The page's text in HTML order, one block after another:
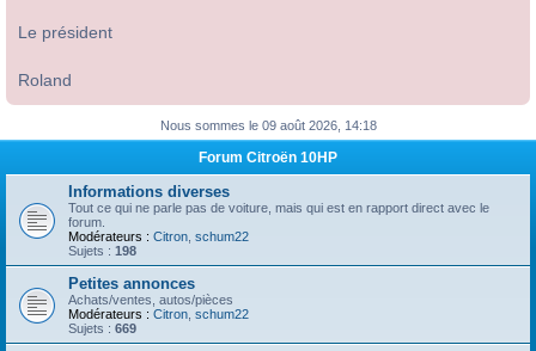
Le président
Roland
Nous sommes le 09 août 2026, 14:18
Forum Citroën 10HP
Informations diverses
Tout ce qui ne parle pas de voiture, mais qui est en rapport direct avec le
forum.
Modérateurs : Citron schum22
Sujets : 198
Petites annonces
Achats/ventes, autos/pièces
Modérateurs : Citron schum22
Sujets : 669